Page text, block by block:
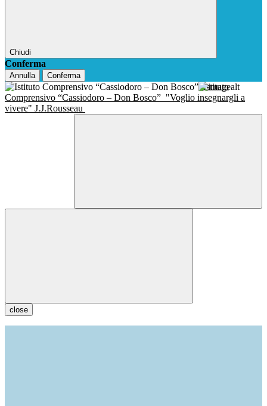
Chiudi
Conferma
Annulla Conferma
Istituto
Comprensivo “Cassiodoro – Don Bosco” "Voglio insegnargli a
vivere" J.J.Rousseau
close